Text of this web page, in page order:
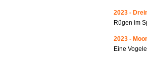
2023 -
Rügen im
2023 -
Eine